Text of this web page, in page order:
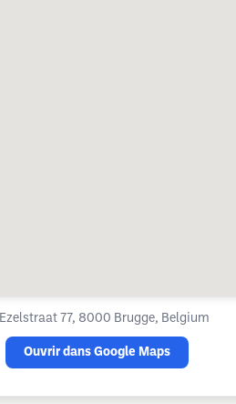
Ezelstraat 77, 8000 Brugge, Belgium
Ouvrir dans Google Maps